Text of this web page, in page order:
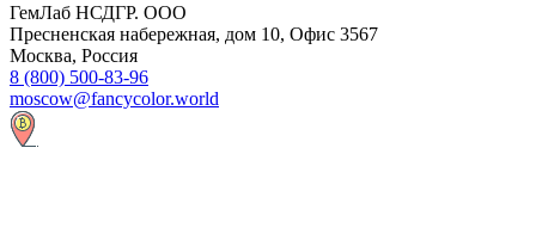
ГемЛаб НСДГР. ООО
Пресненская набережная, дом 10, Офис 3567
Москва, Россия
8 (800) 500-83-96
moscow@fancycolor.world